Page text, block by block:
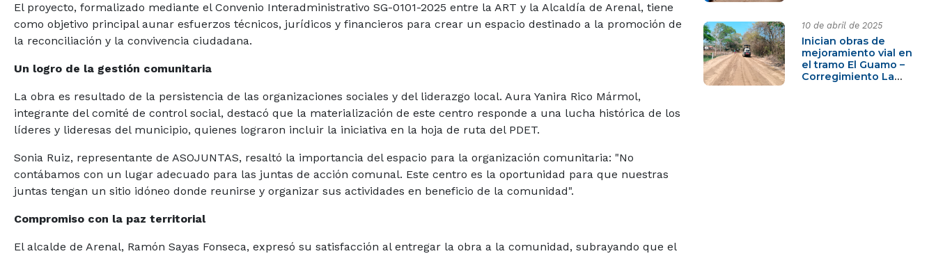
El proyecto, formalizado mediante el Convenio Interadministrativo SG-0101-2025 entre la ART y la Alcaldía de Arenal, tiene
como objetivo principal aunar esfuerzos técnicos, jurídicos y financieros para crear un espacio destinado a la promoción de
la reconciliación y la convivencia ciudadana.
Un logro de la gestión comunitaria
La obra es resultado de la persistencia de las organizaciones sociales y del liderazgo local. Aura Yanira Rico Mármol,
integrante del comité de control social, destacó que la materialización de este centro responde a una lucha histórica de los
líderes y lideresas del municipio, quienes lograron incluir la iniciativa en la hoja de ruta del PDET.
Sonia Ruiz, representante de ASOJUNTAS, resaltó la importancia del espacio para la organización comunitaria: "No
contábamos con un lugar adecuado para las juntas de acción comunal. Este centro es la oportunidad para que nuestras
juntas tengan un sitio idóneo donde reunirse y organizar sus actividades en beneficio de la comunidad".
Compromiso con la paz territorial
El alcalde de Arenal, Ramón Sayas Fonseca, expresó su satisfacción al entregar la obra a la comunidad, subrayando que el
10 de abril de 2025
Inician obras de
mejoramiento vial en
el tramo El Guamo –
Corregimiento La